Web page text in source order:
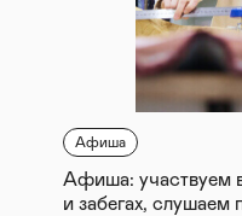
Афиша
Афиша: участвуем
и забегах, слушаем